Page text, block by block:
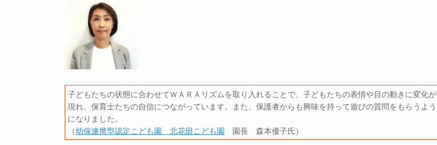
子どもたちの状態に合わせてＷＡＲＡリズムを取り入れることで、子どもたちの表情や目の動きに変化が
現れ、保育士たちの自信につながっています。また、保護者からも興味を持って遊びの質問をもらうよう
になりました。
（幼保連携型認定こども園 北花田こども園 園長 森本優子氏）